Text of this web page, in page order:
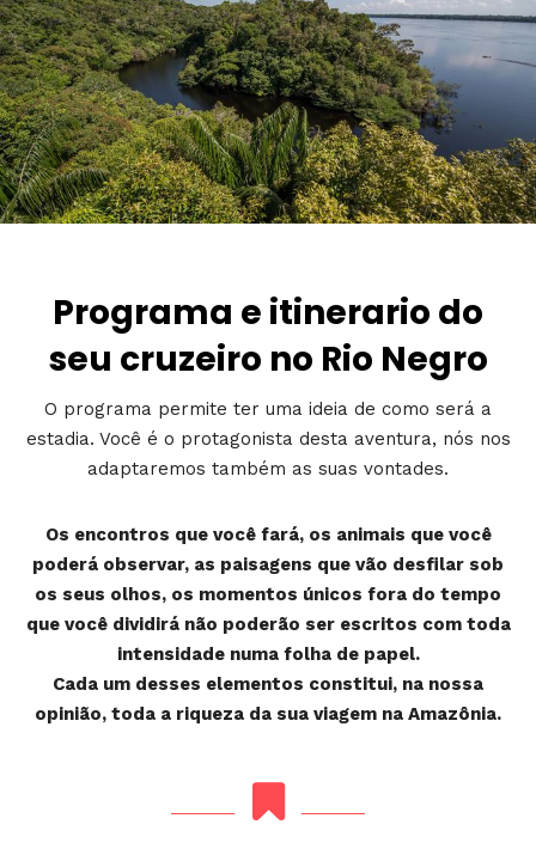
Programa e itinerario do
seu cruzeiro no Rio Negro
O programa permite ter uma ideia de como será a
estadia. Você é o protagonista desta aventura, nós nos
adaptaremos também as suas vontades.
Os encontros que você fará, os animais que você
poderá observar, as paisagens que vão desfilar sob
os seus olhos, os momentos únicos fora do tempo
que você dividirá não poderão ser escritos com toda
intensidade numa folha de papel.
Cada um desses elementos constitui, na nossa
opinião, toda a riqueza da sua viagem na Amazônia.